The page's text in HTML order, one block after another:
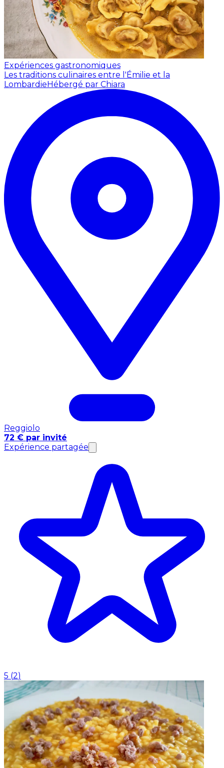
Expériences gastronomiques
Les traditions culinaires entre l'Émilie et la
LombardieHébergé par Chiara
Reggiolo
72 € par invité
Expérience partagée
5 (2)